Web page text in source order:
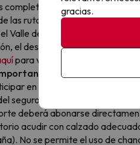
completas.
las rutas disponibles recorren
Valle de Incles, los Lagos de
el desnivel y la dificultad
para ver más detalles sobre
en la actividad
seguro es de
deberá abonarse
acudir con calzado
No se permite el uso de
gracias.